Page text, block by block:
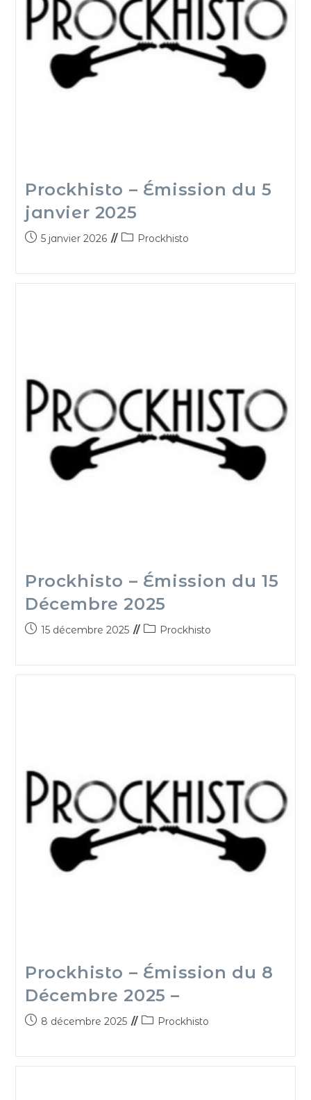
Prockhisto – Émission du 5
janvier 2025
5 janvier 2026 Prockhisto
Prockhisto – Émission du 15
Décembre 2025
15 décembre 2025 Prockhisto
Prockhisto – Émission du 8
Décembre 2025 –
8 décembre 2025 Prockhisto